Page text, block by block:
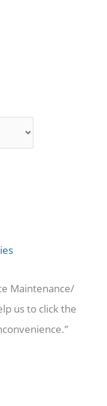
Maintenance/
us to click the